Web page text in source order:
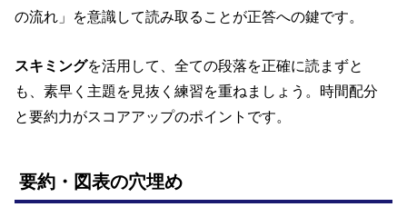
の流れ」を意識して読み取ることが正答への鍵です。
スキミングを活用して、全ての段落を正確に読まずと
も、素早く主題を見抜く練習を重ねましょう。時間配分
と要約力がスコアアップのポイントです。
要約・図表の穴埋め